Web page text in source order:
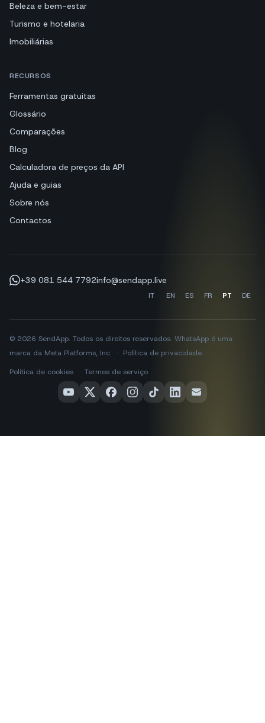
Beleza e bem-estar
Turismo e hotelaria
Imobiliárias
RECURSOS
Ferramentas gratuitas
Glossário
Comparações
Blog
Calculadora de preços da API
Ajuda e guias
Sobre nós
Contactos
+39 081 544 7792info@sendapp.live
IT EN ES FR PT DE
© 2026 SendApp. Todos os direitos reservados. WhatsApp é uma
marca da Meta Platforms, Inc.
· Política de privacidade ·
Política de cookies · Termos de serviço